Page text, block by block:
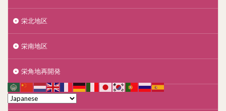
栄北地区
栄南地区
栄角地再開発
桜山